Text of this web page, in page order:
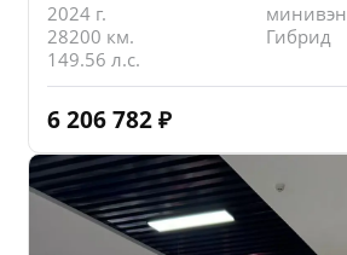
2024 г.
минивэн
28200 км.
Гибрид
149.56 л.с.
6 206 782 ₽